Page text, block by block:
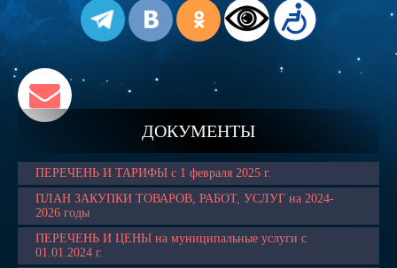
ДОКУМЕНТЫ
ПЕРЕЧЕНЬ И ТАРИФЫ с 1 февраля 2025 г.
ПЛАН ЗАКУПКИ ТОВАРОВ, РАБОТ, УСЛУГ на 2024-
2026 годы
ПЕРЕЧЕНЬ И ЦЕНЫ на муниципальные услуги с
01.01.2024 г.